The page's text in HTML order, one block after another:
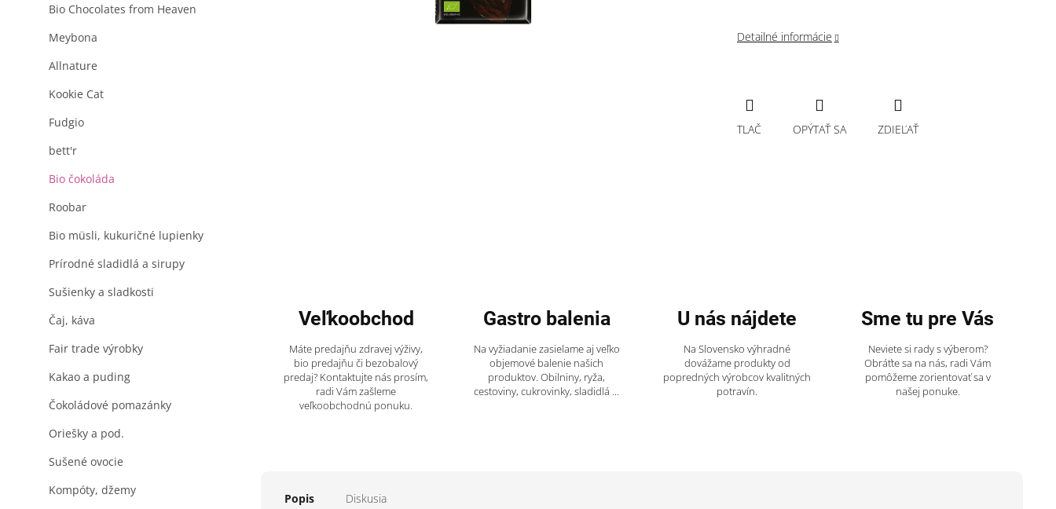
Bio Chocolates from Heaven
Meybona
Allnature
Kookie Cat
Fudgio
bett'r
Bio čokoláda
Roobar
Bio müsli, kukuričné lupienky
Prírodné sladidlá a sirupy
Sušienky a sladkosti
Čaj, káva
Fair trade výrobky
Kakao a puding
Čokoládové pomazánky
Oriešky a pod.
Sušené ovocie
Kompóty, džemy
Detailné informácie
TLAČ OPÝTAŤ SA ZDIEĽAŤ
Veľkoobchod
Máte predajňu zdravej výživy,
bio predajňu či bezobalový
predaj? Kontaktujte nás prosím,
radi Vám zašleme
veľkoobchodnú ponuku.
Gastro balenia
Na vyžiadanie zasielame aj veľko
objemové balenie našich
produktov. Obilniny, ryža,
cestoviny, cukrovinky, sladidlá ...
U nás nájdete
Na Slovensko výhradné
dovážame produkty od
popredných výrobcov kvalitných
potravín.
Sme tu pre Vás
Neviete si rady s výberom?
Obráťte sa na nás, radi Vám
pomôžeme zorientovať sa v
našej ponuke.
Popis Diskusia